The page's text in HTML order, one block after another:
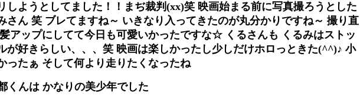
しようとしてました！！まぢ裁判(xx)笑 映画始まる前に写真撮ろうとした
ん 笑 ブレてますね～ いきなり入ってきたのが丸分かりですね～ 撮り直
アップにしてて今日も可愛いかったですな☆ くるさんも くるみはストッ
が好きらしい、、、笑 映画は楽しかったし少しだけホロっときた(^^)♪ 小
ったぁ そして何より走りたくなったね
くんは かなりの美少年でした